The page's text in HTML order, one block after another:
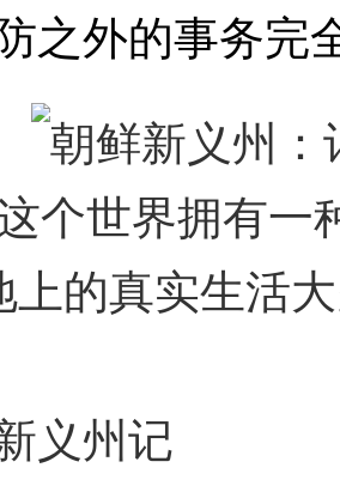
之外的事务完
个世界拥有一
上的真实生活
义州记